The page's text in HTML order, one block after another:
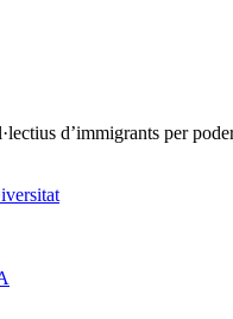
d’immigrants per